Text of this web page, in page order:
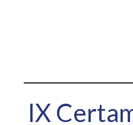
IX